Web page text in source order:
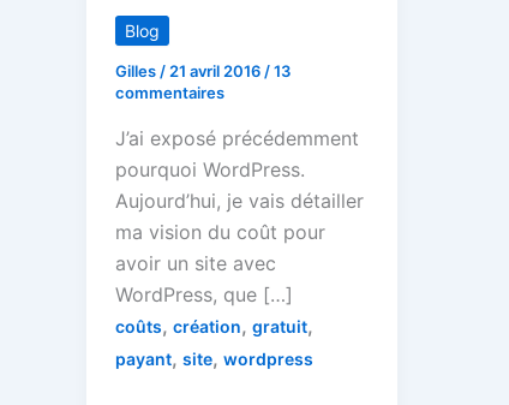
Blog
Gilles/21 avril 2016/13
commentaires
J’ai exposé précédemment
pourquoi WordPress.
Aujourd’hui, je vais détailler
ma vision du coût pour
avoir un site avec
WordPress, que […]
coûts, création, gratuit,
payant, site, wordpress